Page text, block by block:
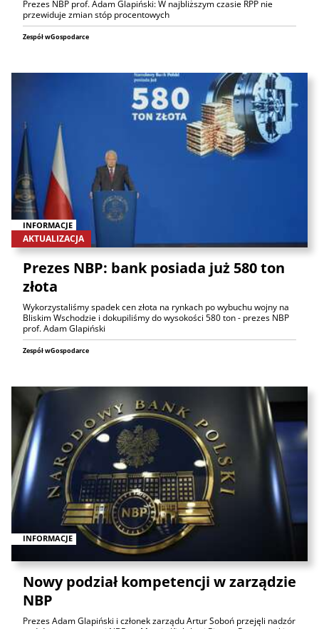
Prezes NBP prof. Adam Glapiński: W najbliższym czasie RPP nie
przewiduje zmian stóp procentowych
Zespół wGospodarce
INFORMACJE
AKTUALIZACJA
Prezes NBP: bank posiada już 580 ton
złota
Wykorzystaliśmy spadek cen złota na rynkach po wybuchu wojny na
Bliskim Wschodzie i dokupiliśmy do wysokości 580 ton - prezes NBP
prof. Adam Glapiński
Zespół wGospodarce
INFORMACJE
Nowy podział kompetencji w zarządzie
NBP
Prezes Adam Glapiński i członek zarządu Artur Soboń przejęli nadzór